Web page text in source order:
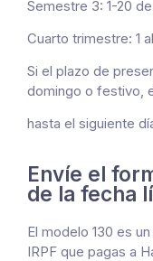
Semestre 3: 1-20
Cuarto trimestre: 1
Si el plazo de
domingo o festivo,
hasta el siguiente
Envíe el
de la fecha
El modelo 130 es
IRPF que pagas a